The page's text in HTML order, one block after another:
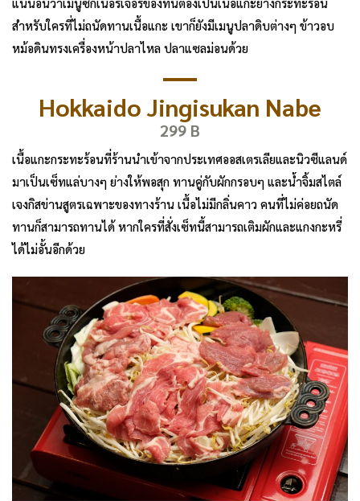
แน่นอนว่าเมนูซิกเนอร์เจอร์ของที่นี้ต้องเป็นเนื้อแกะย่างกระทะร้อน
สำหรับใครที่ไม่ถนัดทานเนื้อแกะ เขาก็ยังมีเมนูปลาดิบต่างๆ ข้าวอบ
หม้อดินทรงเครื่องหน้าปลาไหล ปลาแซลม่อนด้วย
Hokkaido Jingisukan Nabe
299 B
เนื้อแกะกระทะร้อนที่ร้านนำเข้าจากประเทศออสเตรเลียและนิวซีแลนด์
มาเป็นเซ็ทแล่บางๆ ย่างให้พอสุก ทานคู่กับผักกรอบๆ และน้ำจิ้มสไตล์
เจงกิสข่านสูตรเฉพาะของทางร้าน เนื้อไม่มีกลิ่นคาว คนที่ไม่ค่อยถนัด
ทานก็สามารถทานได้ หากใครที่สั่งเซ็ทนี้สามารถเติมผักและแกงกะหรี่
ได้ไม่อั้นอีกด้วย